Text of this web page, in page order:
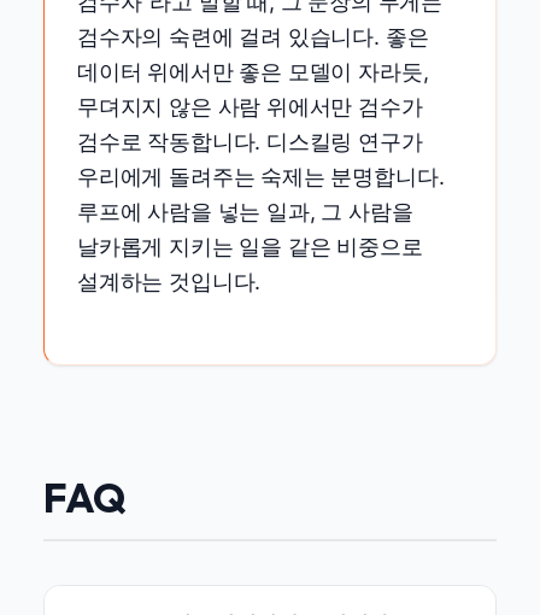
검수자의 숙련에 걸려 있습니다. 좋은
데이터 위에서만 좋은 모델이 자라듯,
무뎌지지 않은 사람 위에서만 검수가
검수로 작동합니다. 디스킬링 연구가
우리에게 돌려주는 숙제는 분명합니다.
루프에 사람을 넣는 일과, 그 사람을
날카롭게 지키는 일을 같은 비중으로
설계하는 것입니다.
FAQ